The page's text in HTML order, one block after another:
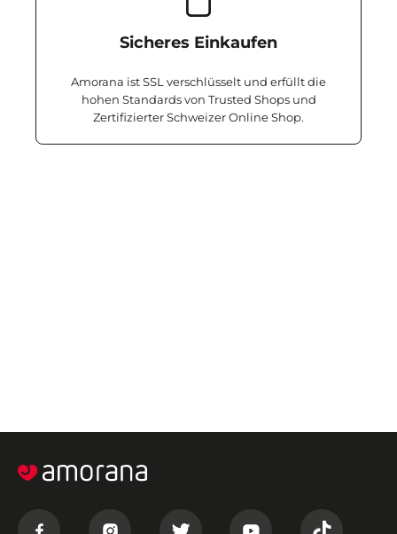
Sicheres Einkaufen
Amorana ist SSL verschlüsselt und erfüllt die
hohen Standards von Trusted Shops und
Zertifizierter Schweizer Online Shop.